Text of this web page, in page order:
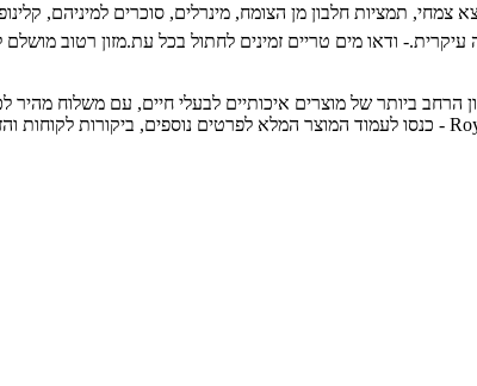
עיקרית.- ודאו מים טריים זמינים לחתול בכל עת.מזון רטוב
והצפון, עם מעל 30 שנות ניסיון. מציעה את המגוון הרחב ביותר של מוצרים איכותיים